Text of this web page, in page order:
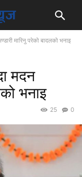
मारिनु परेको बादलको भनाइ
मदन
भनाइ
0
25